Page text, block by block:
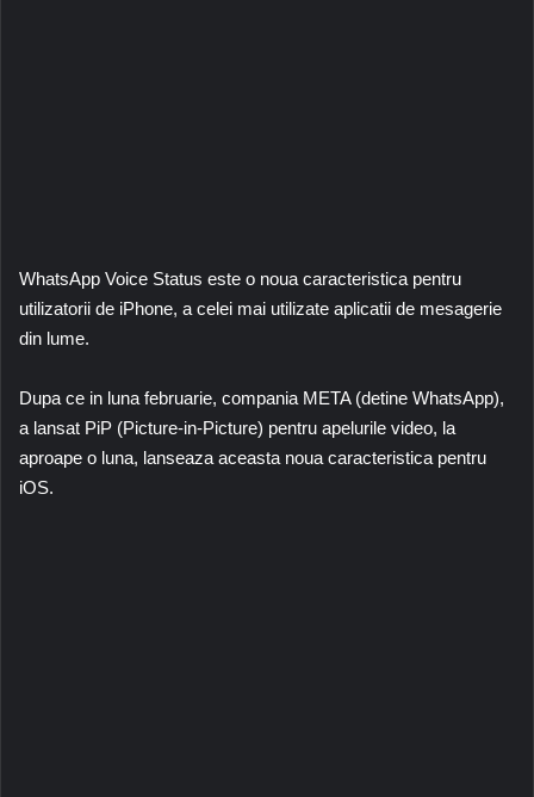
WhatsApp Voice Status este o noua caracteristica pentru
utilizatorii de iPhone, a celei mai utilizate aplicatii de mesagerie
din lume.
Dupa ce in luna februarie, compania META (detine WhatsApp),
a lansat PiP (Picture-in-Picture) pentru apelurile video, la
aproape o luna, lanseaza aceasta noua caracteristica pentru
iOS.